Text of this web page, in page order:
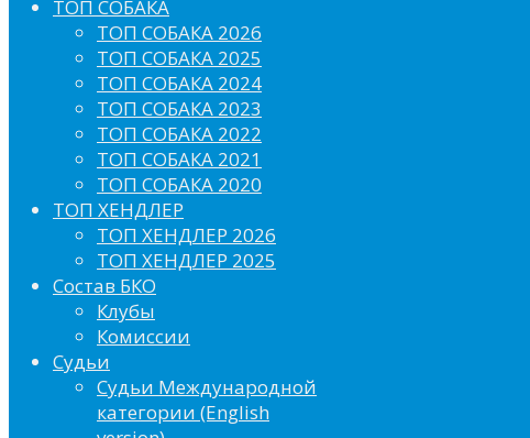
ТОП СОБАКА
ТОП СОБАКА 2026
ТОП СОБАКА 2025
ТОП СОБАКА 2024
ТОП СОБАКА 2023
ТОП СОБАКА 2022
ТОП СОБАКА 2021
ТОП СОБАКА 2020
ТОП ХЕНДЛЕР
ТОП ХЕНДЛЕР 2026
ТОП ХЕНДЛЕР 2025
Состав БКО
Клубы
Комиссии
Судьи
Судьи Международной
категории (English